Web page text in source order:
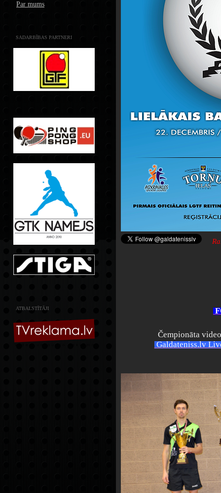
Par mums
SADARBĪBAS PARTNERI
ATBALSTĪTĀJI
Čempionāta
Galdateniss.lv